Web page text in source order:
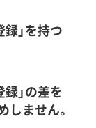
録」を持つ
録」の差を
ません。